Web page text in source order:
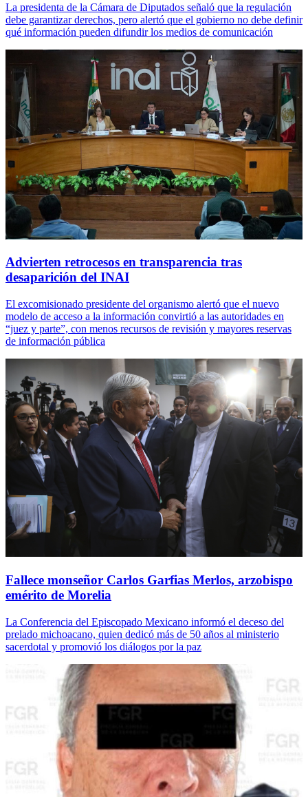
La presidenta de la Cámara de Diputados señaló que la regulación
debe garantizar derechos, pero alertó que el gobierno no debe definir
qué información pueden difundir los medios de comunicación
Advierten retrocesos en transparencia tras
desaparición del INAI
El excomisionado presidente del organismo alertó que el nuevo
modelo de acceso a la información convirtió a las autoridades en
“juez y parte”, con menos recursos de revisión y mayores reservas
de información pública
Fallece monseñor Carlos Garfias Merlos, arzobispo
emérito de Morelia
La Conferencia del Episcopado Mexicano informó el deceso del
prelado michoacano, quien dedicó más de 50 años al ministerio
sacerdotal y promovió los diálogos por la paz